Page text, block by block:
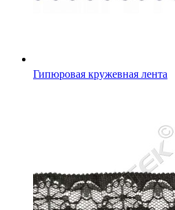
Гипюровая кружевная лента